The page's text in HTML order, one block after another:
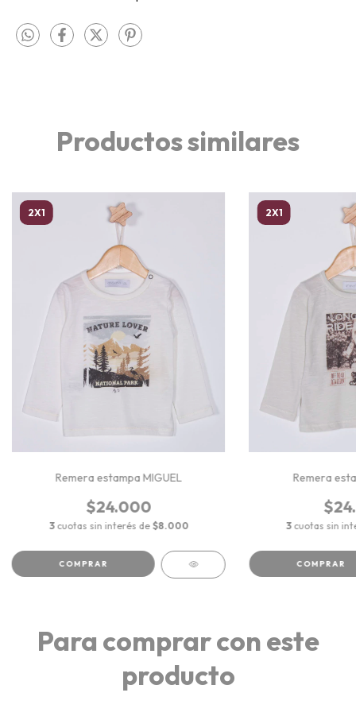
Productos similares
2X1
Remera estampa MIGUEL
$24.000
3 cuotas sin interés de $8.000
COMPRAR
2X1
Remera
3 cuotas sin
COMPRAR
Para comprar con este
producto